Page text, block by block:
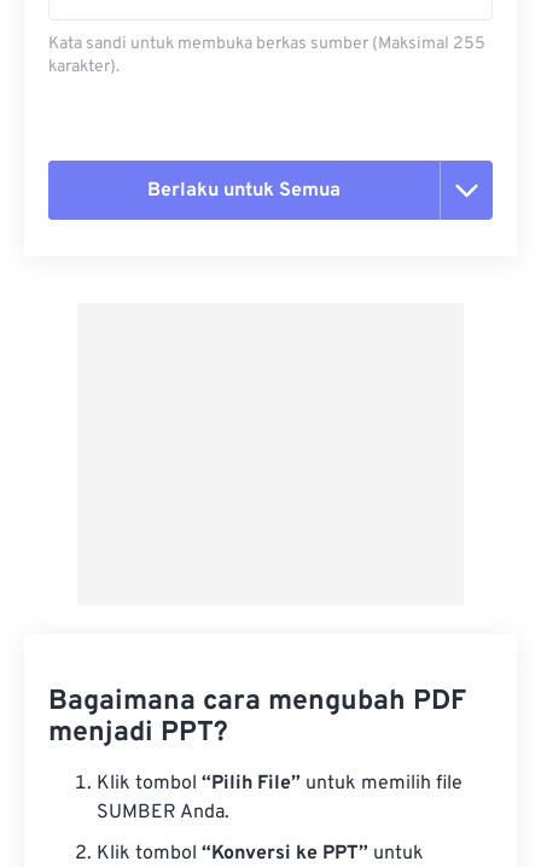
Kata sandi untuk membuka berkas sumber (Maksimal 255
karakter).
Berlaku untuk Semua
Bagaimana cara mengubah PDF
menjadi PPT?
Klik tombol “Pilih File” untuk memilih file
SUMBER Anda.
Klik tombol “Konversi ke PPT” untuk